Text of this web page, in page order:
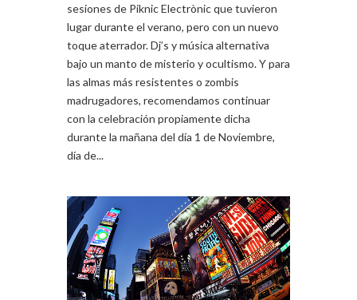
sesiones de Piknic Electrònic que tuvieron
lugar durante el verano, pero con un nuevo
toque aterrador. Dj’s y música alternativa
bajo un manto de misterio y ocultismo. Y para
las almas más resistentes o zombis
madrugadores, recomendamos continuar
con la celebración propiamente dicha
durante la mañana del día 1 de Noviembre,
día de...